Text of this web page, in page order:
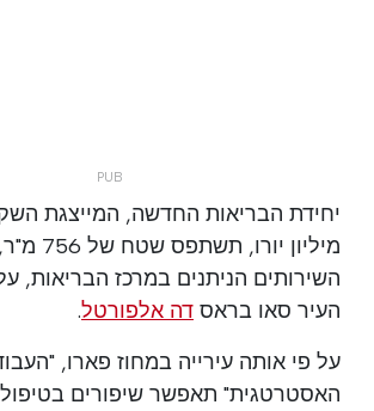
יחידת הבריאות החדשה, המייצגת
מיליון
השירותים הניתנים במרכז הבריאות,
העיר סאו בראס דה אלפורטל.
על פי אותה עירייה במחוז פארו,
האסטרטגית" תאפשר שיפורים בטיפול